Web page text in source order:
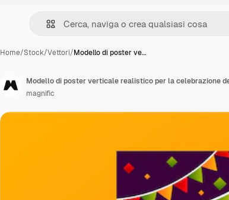
Home/Stock/Vettori/Modello di poster ve…
magnific